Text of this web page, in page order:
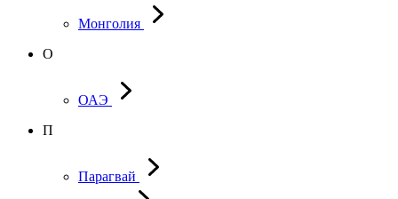
Монголия
О
ОАЭ
П
Парагвай